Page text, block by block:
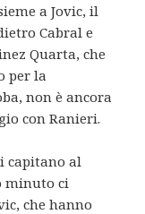
a Jovic, il
Cabral e
Quarta, che
per la
non è ancora
con Ranieri.
capitano al
minuto ci
che hanno